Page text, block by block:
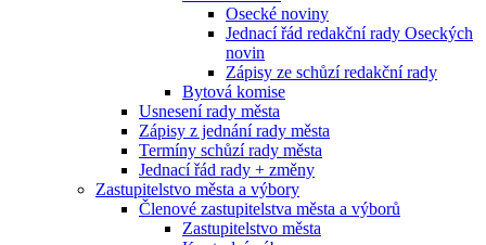
Osecké noviny
Jednací řád redakční rady Oseckých
novin
Zápisy ze schůzí redakční rady
Bytová komise
Usnesení rady města
Zápisy z jednání rady města
Termíny schůzí rady města
Jednací řád rady + změny
Zastupitelstvo města a výbory
Členové zastupitelstva města a výborů
Zastupitelstvo města